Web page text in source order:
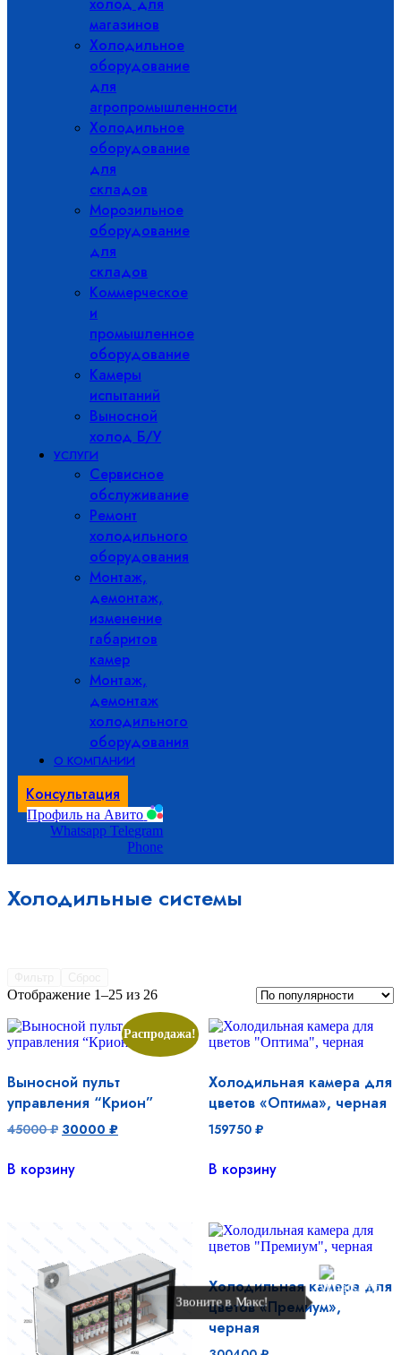
холод для
магазинов
Холодильное
оборудование
для
агропромышленности
Холодильное
оборудование
для
складов
Морозильное
оборудование
для
складов
Коммерческое
и
промышленное
оборудование
Камеры
испытаний
Выносной
холод Б/У
УСЛУГИ
Сервисное
обслуживание
Ремонт
холодильного
оборудования
Монтаж,
демонтаж,
изменение
габаритов
камер
Монтаж,
демонтаж
холодильного
оборудования
О КОМПАНИИ
Консультация
Профиль на Авито
Whatsapp Telegram
Phone
Холодильные системы
Отображение 1–25 из 26Сортировка:
по
популярности
Распродажа!
Выносной пульт
управления “Крион”
45000₽ Первоначальная
составляла
45000 ₽.
30000 ₽Текущая
В корзину
Холодильная камера для
цветов «Оптима», черная
159750 ₽
В корзину
Холодильная камера для
цветов «Премиум»,
черная
Звоните в Макс!